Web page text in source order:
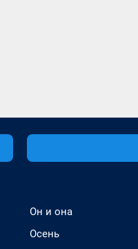
Он и она
Осень